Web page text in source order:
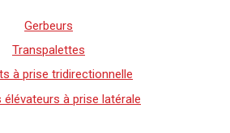
Gerbeurs
Transpalettes
à prise tridirectionnelle
élévateurs à prise latérale